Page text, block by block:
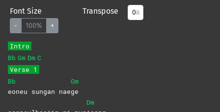
Font Size
- 100% +
Transpose
Intro
Bb Gm Dm C
Verse 1
Bb
eoneu sungan nae
Gm
ge
Dm